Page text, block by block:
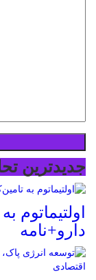
جدیدترین
اولتیماتوم
دارو+نامه